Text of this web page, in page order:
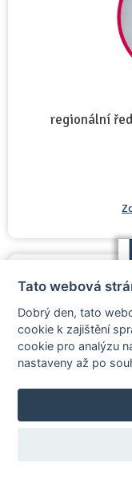
regionální
Tato webová
Dobrý den, tato
cookie k zajištění
cookie pro analýzu
nastaveny až po